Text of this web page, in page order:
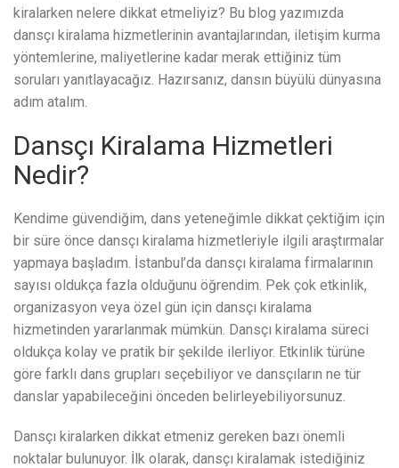
kiralarken nelere dikkat etmeliyiz? Bu blog yazımızda
dansçı kiralama hizmetlerinin avantajlarından, iletişim kurma
yöntemlerine, maliyetlerine kadar merak ettiğiniz tüm
soruları yanıtlayacağız. Hazırsanız, dansın büyülü dünyasına
adım atalım.
Dansçı Kiralama Hizmetleri
Nedir?
Kendime güvendiğim, dans yeteneğimle dikkat çektiğim için
bir süre önce dansçı kiralama hizmetleriyle ilgili araştırmalar
yapmaya başladım. İstanbul’da dansçı kiralama firmalarının
sayısı oldukça fazla olduğunu öğrendim. Pek çok etkinlik,
organizasyon veya özel gün için dansçı kiralama
hizmetinden yararlanmak mümkün. Dansçı kiralama süreci
oldukça kolay ve pratik bir şekilde ilerliyor. Etkinlik türüne
göre farklı dans grupları seçebiliyor ve dansçıların ne tür
danslar yapabileceğini önceden belirleyebiliyorsunuz.
Dansçı kiralarken dikkat etmeniz gereken bazı önemli
noktalar bulunuyor. İlk olarak, dansçı kiralamak istediğiniz